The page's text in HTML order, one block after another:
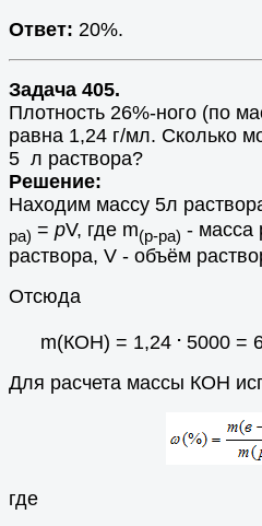
Ответ: 20%.
Задача 405.
Плотность 26%-ного (по
равна 1,24 г/мл. Сколько
5 л раствора?
Решение:
Находим массу 5л
ра) = pV, где m(р-ра) - масса
раствора, V - объём
Отсюда
m(КОН) = 1,24 .
Для расчета массы КОН
где